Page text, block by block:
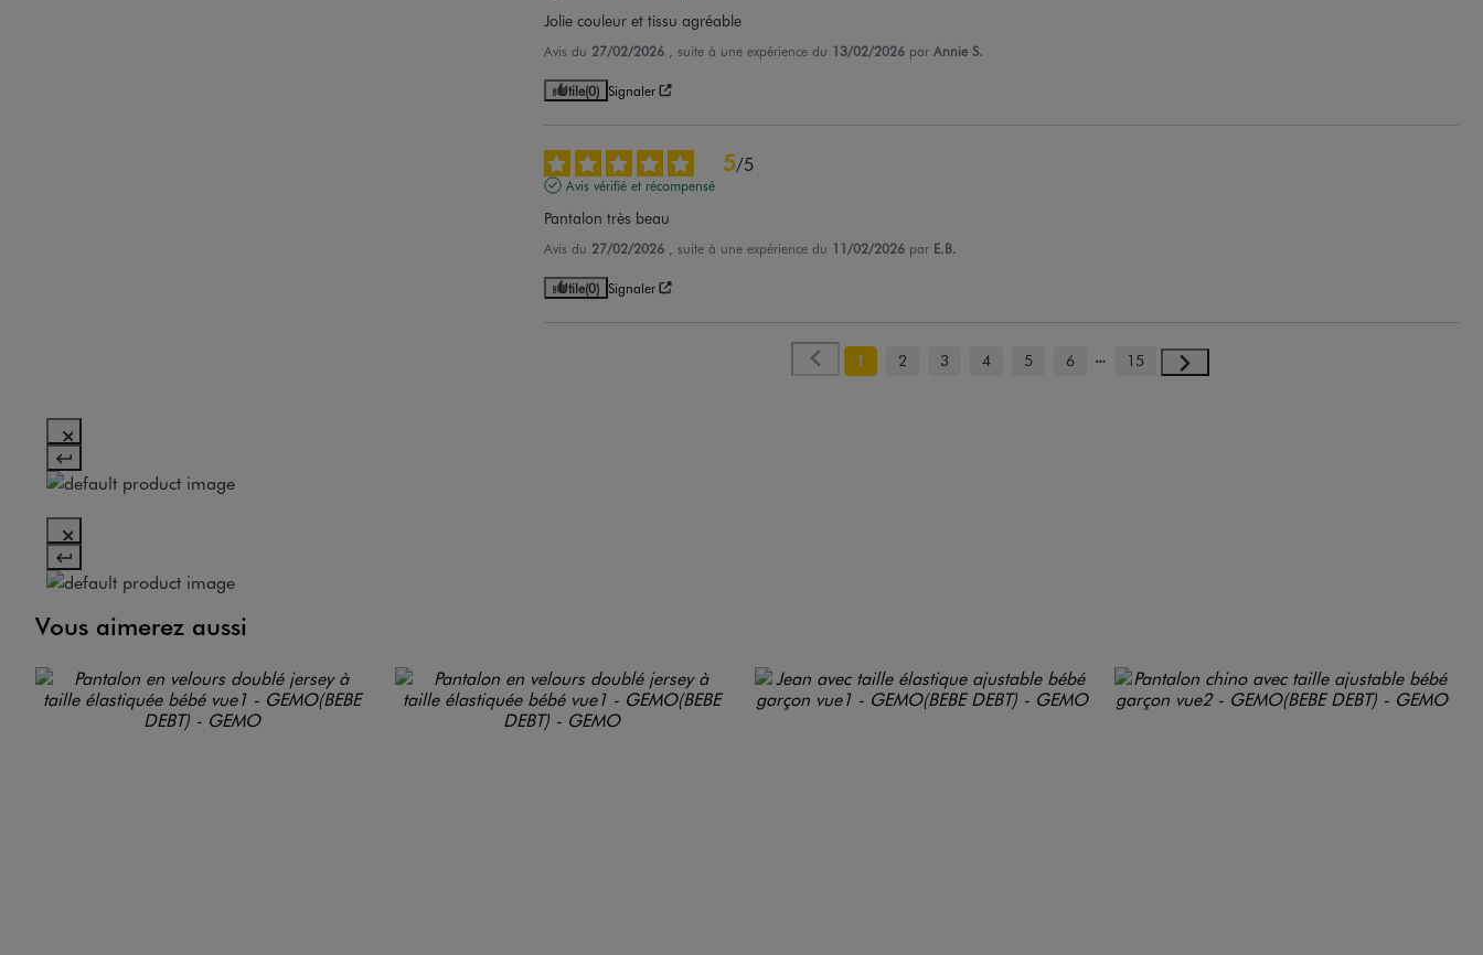
Jolie couleur et tissu agréable
Avis du 27/02/2026 , suite à une expérience du 13/02/2026 par Annie S.
Utile(0) Signaler
5/5
Avis vérifié et récompensé
Pantalon très beau
Avis du 27/02/2026 , suite à une expérience du 11/02/2026 par E.B.
Utile(0) Signaler
1 2 3 4 5 6 15
Vous aimerez aussi